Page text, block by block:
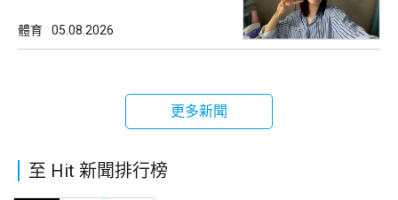
體育 05.08.2026
更多新聞
至 Hit 新聞排行榜